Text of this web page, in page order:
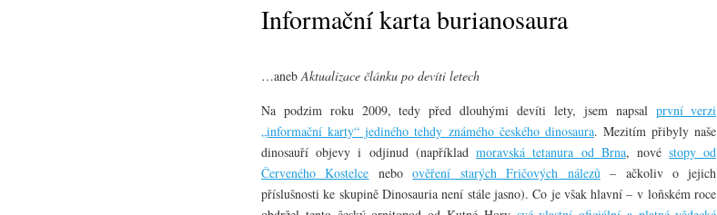
Informační karta burianosaura
…aneb Aktualizace článku po devíti letech
Na podzim roku 2009, tedy před dlouhými devíti lety, jsem napsal první verzi
„informační karty“ jediného tehdy známého českého dinosaura. Mezitím přibyly naše
dinosauří objevy i odjinud (napříkladmoravská tetanura od Brna, novéstopy od
Červeného Kostelce neboověření starých Fričových nálezů – ačkoliv o jejich
příslušnosti ke skupině Dinosauria není stále jasno). Co je však hlavní – v loňském roce